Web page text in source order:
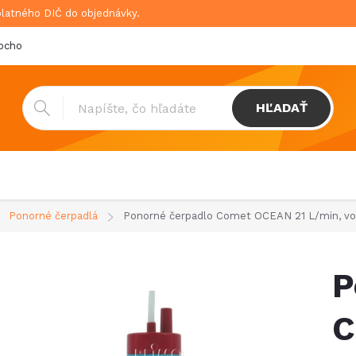
DIČ do objednávky.
podmienky
HĽADAŤ
Ponorné čerpadlá Ponorné čerpadlo Comet OCEAN 21 L/min,